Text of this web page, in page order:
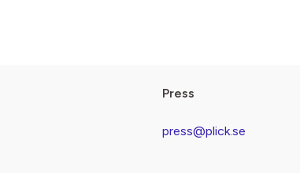
Press
press@plick.se